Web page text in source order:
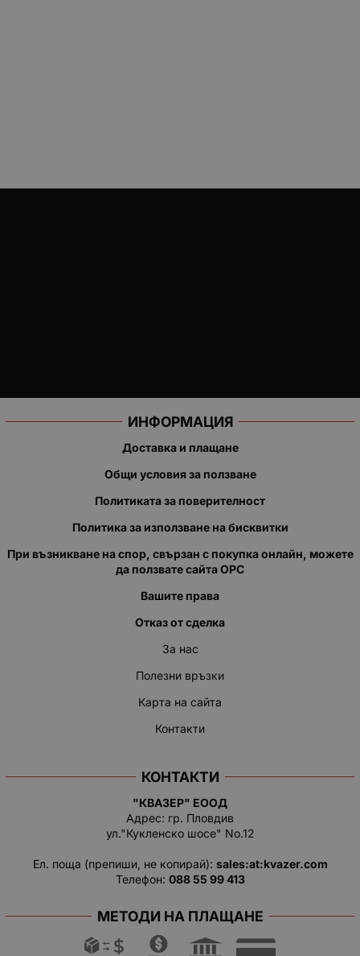
ИНФОРМАЦИЯ
Доставка и плащане
Общи условия за ползване
Политиката за поверителност
Политика за използване на бисквитки
При възникване на спор, свързан с покупка онлайн, можете
да ползвате сайта ОРС
Вашите права
Отказ от сделка
За нас
Полезни връзки
Карта на сайта
Контакти
КОНТАКТИ
"КВАЗЕР" ЕООД
Адрес: гр. Пловдив
ул."Кукленско шосе" No.12
Ел. поща (препиши, не копирай): salеs:at:kvazer.cоm
Телефон: 088 55 99 413
МЕТОДИ НА ПЛАЩАНЕ